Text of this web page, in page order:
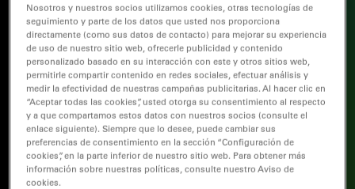
Nosotros y nuestros socios utilizamos cookies, otras tecnologías de
seguimiento y parte de los datos que usted nos proporciona
directamente (como sus datos de contacto) para mejorar su experiencia
de uso de nuestro sitio web, ofrecerle publicidad y contenido
personalizado basado en su interacción con este y otros sitios web,
permitirle compartir contenido en redes sociales, efectuar análisis y
medir la efectividad de nuestras campañas publicitarias. Al hacer clic en
“Aceptar todas las cookies”, usted otorga su consentimiento al respecto
y a que compartamos estos datos con nuestros socios (consulte el
enlace siguiente). Siempre que lo desee, puede cambiar sus
preferencias de consentimiento en la sección “Configuración de
cookies”, en la parte inferior de nuestro sitio web. Para obtener más
información sobre nuestras políticas, consulte nuestro Aviso de
cookies.